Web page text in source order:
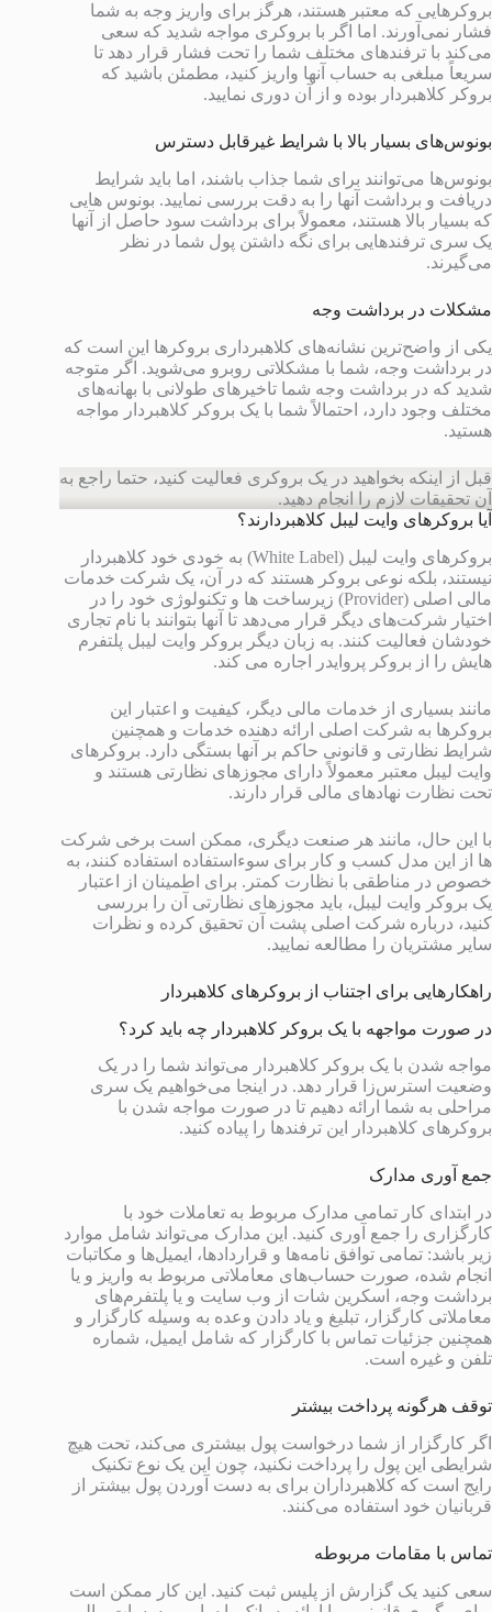
بروکرهایی که معتبر هستند، هرگز برای واریز وجه به شما
فشار نمی‌آورند. اما اگر با بروکری مواجه شدید که سعی
می‌کند با ترفندهای مختلف شما را تحت فشار قرار دهد تا
سریعاً مبلغی به حساب آنها واریز کنید، مطمئن باشید که
بروکر کلاهبردار بوده و از آن دوری نمایید.
بونوس‌های بسیار بالا با شرایط غیرقابل دسترس
بونوس‌ها می‌توانند برای شما جذاب باشند، اما باید شرایط
دریافت و برداشت آنها را به دقت بررسی نمایید. بونوس هایی
که بسیار بالا هستند، معمولاً برای برداشت سود حاصل از آنها
یک سری ترفندهایی برای نگه داشتن پول شما در نظر
می‌گیرند.
مشکلات در برداشت وجه
یکی از واضح‌ترین نشانه‌های کلاهبرداری بروکرها این است که
در برداشت وجه، شما با مشکلاتی روبرو می‌شوید. اگر متوجه
شدید که در برداشت وجه شما تاخیرهای طولانی با بهانه‌های
مختلف وجود دارد، احتمالاً شما با یک بروکر کلاهبردار مواجه
هستید.
قبل از اینکه بخواهید در یک بروکری فعالیت کنید، حتما راجع به
آن تحقیقات لازم را انجام دهید.
آیا بروکرهای وایت لیبل کلاهبردارند؟
بروکرهای وایت لیبل (White Label) به خودی خود کلاهبردار
نیستند، بلکه نوعی بروکر هستند که در آن، یک شرکت خدمات
مالی اصلی (Provider) زیرساخت ها و تکنولوژی خود را در
اختیار شرکت‌های دیگر قرار می‌دهد تا آنها بتوانند با نام تجاری
خودشان فعالیت کنند. به زبان دیگر بروکر وایت لیبل پلتفرم
هایش را از بروکر پروایدر اجاره می کند.
مانند بسیاری از خدمات مالی دیگر، کیفیت و اعتبار این
بروکرها به شرکت اصلی ارائه دهنده خدمات و همچنین
شرایط نظارتی و قانونی حاکم بر آنها بستگی دارد. بروکرهای
وایت لیبل معتبر معمولاً دارای مجوزهای نظارتی هستند و
تحت نظارت نهادهای مالی قرار دارند.
با این حال، مانند هر صنعت دیگری، ممکن است برخی شرکت
ها از این مدل کسب و کار برای سوءاستفاده استفاده کنند، به
خصوص در مناطقی با نظارت کمتر. برای اطمینان از اعتبار
یک بروکر وایت لیبل، باید مجوزهای نظارتی آن را بررسی
کنید، درباره شرکت اصلی پشت آن تحقیق کرده و نظرات
سایر مشتریان را مطالعه نمایید.
راهکارهایی برای اجتناب از بروکرهای کلاهبردار
در صورت مواجهه با یک بروکر کلاهبردار چه باید کرد؟
مواجه شدن با یک بروکر کلاهبردار می‌تواند شما را در یک
وضعیت استرس‌زا قرار دهد. در اینجا می‌خواهیم یک سری
مراحلی به شما ارائه دهیم تا در صورت مواجه شدن با
بروکرهای کلاهبردار این ترفندها را پیاده کنید.
جمع آوری مدارک
در ابتدای کار تمامی مدارک مربوط به تعاملات خود با
کارگزاری را جمع آوری کنید. این مدارک می‌تواند شامل موارد
زیر باشد: تمامی توافق نامه‌ها و قراردادها، ایمیل‌ها و مکاتبات
انجام شده، صورت حساب‌های معاملاتی مربوط به واریز و یا
برداشت وجه، اسکرین شات از وب سایت و یا پلتفرم‌های
معاملاتی کارگزار، تبلیغ و یاد دادن وعده به وسیله کارگزار و
همچنین جزئیات تماس با کارگزار که شامل ایمیل، شماره
تلفن و غیره است.
توقف هرگونه پرداخت بیشتر
اگر کارگزار از شما درخواست پول بیشتری می‌کند، تحت هیچ
شرایطی این پول را پرداخت نکنید، چون این یک نوع تکنیک
رایج است که کلاهبرداران برای به دست آوردن پول بیشتر از
قربانیان خود استفاده می‌کنند.
تماس با مقامات مربوطه
سعی کنید یک گزارش از پلیس ثبت کنید. این کار ممکن است